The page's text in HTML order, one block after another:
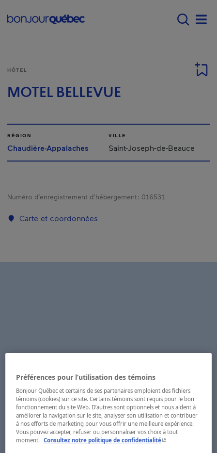
Main navigation -
HÔTEL
MOTEL BELLEVUE
RÉGION
Chaudière-Appalaches
VILLE
Saint-Joseph-de-Beauce
Numéro d’enregistrement d’hébergement : 016531
Carte et coordonnées
Préférences pour l’utilisation des témoins
Bonjour Québec et certains de ses partenaires emploient des fichiers
témoins (cookies) sur ce site. Certains témoins sont requis pour le bon
fonctionnement du site Web. D’autres sont optionnels et nous aident à
améliorer la navigation sur le site, analyser son utilisation et contribuer
à nos efforts de marketing pour vous offrir une meilleure expérience.
Vous pouvez accepter, refuser ou personnaliser vos choix à tout
moment. Consultez notre politique de confidentialité- Cet hyperlien